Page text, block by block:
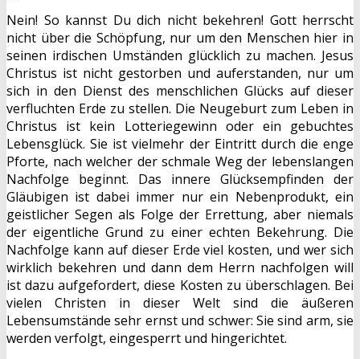
Nein! So kannst Du dich nicht bekehren! Gott herrscht
nicht über die Schöpfung, nur um den Menschen hier in
seinen irdischen Umständen glücklich zu machen. Jesus
Christus ist nicht gestorben und auferstanden, nur um
sich in den Dienst des menschlichen Glücks auf dieser
verfluchten Erde zu stellen. Die Neugeburt zum Leben in
Christus ist kein Lotteriegewinn oder ein gebuchtes
Lebensglück. Sie ist vielmehr der Eintritt durch die enge
Pforte, nach welcher der schmale Weg der lebenslangen
Nachfolge beginnt. Das innere Glücksempfinden der
Gläubigen ist dabei immer nur ein Nebenprodukt, ein
geistlicher Segen als Folge der Errettung, aber niemals
der eigentliche Grund zu einer echten Bekehrung. Die
Nachfolge kann auf dieser Erde viel kosten, und wer sich
wirklich bekehren und dann dem Herrn nachfolgen will
ist dazu aufgefordert, diese Kosten zu überschlagen. Bei
vielen Christen in dieser Welt sind die äußeren
Lebensumstände sehr ernst und schwer: Sie sind arm, sie
werden verfolgt, eingesperrt und hingerichtet.